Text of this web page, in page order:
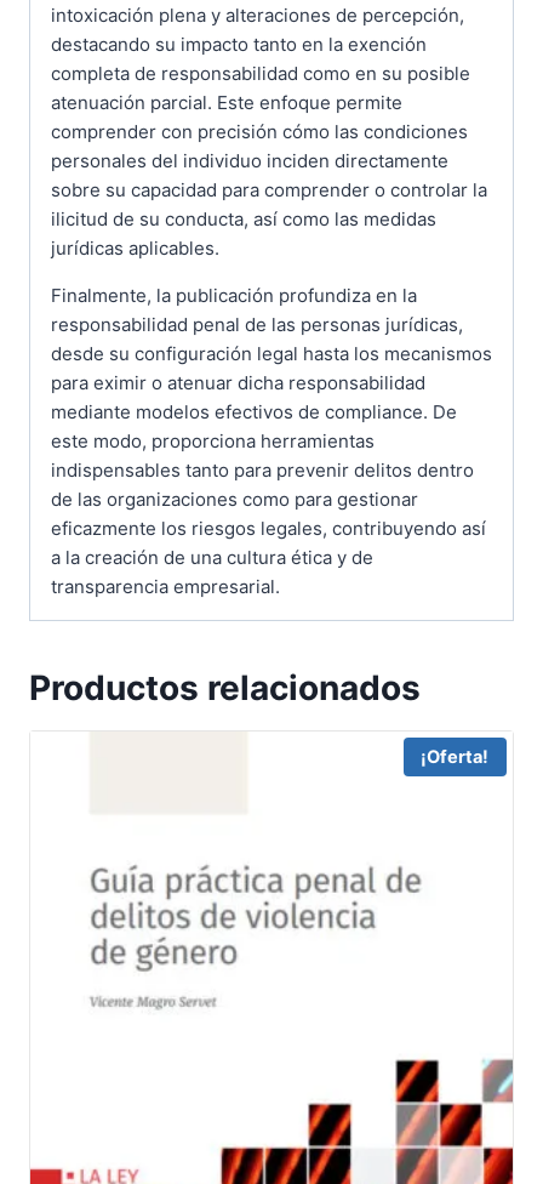
intoxicación plena y alteraciones de percepción,
destacando su impacto tanto en la exención
completa de responsabilidad como en su posible
atenuación parcial. Este enfoque permite
comprender con precisión cómo las condiciones
personales del individuo inciden directamente
sobre su capacidad para comprender o controlar la
ilicitud de su conducta, así como las medidas
jurídicas aplicables.
Finalmente, la publicación profundiza en la
responsabilidad penal de las personas jurídicas,
desde su configuración legal hasta los mecanismos
para eximir o atenuar dicha responsabilidad
mediante modelos efectivos de compliance. De
este modo, proporciona herramientas
indispensables tanto para prevenir delitos dentro
de las organizaciones como para gestionar
eficazmente los riesgos legales, contribuyendo así
a la creación de una cultura ética y de
transparencia empresarial.
Productos relacionados
¡Oferta!